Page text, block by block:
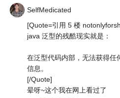
SelfMedicated
[Quote=引用 5 楼
java 泛型的残酷现实就是：
在泛型代码内部，无法获得任
信息。
[/Quote]
晕呀~这个我在网上看过了